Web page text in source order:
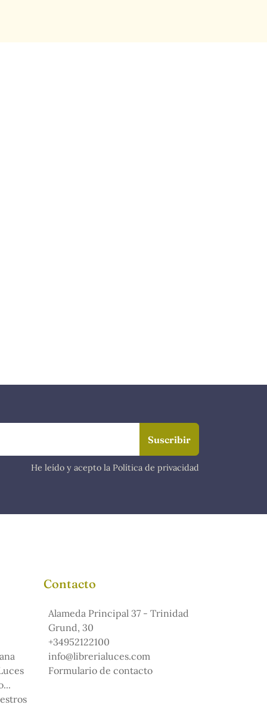
He leído y acepto la Política de privacidad
Contacto
Alameda Principal 37 - Trinidad
Grund, 30
+34952122100
info@librerialuces.com
Formulario de contacto